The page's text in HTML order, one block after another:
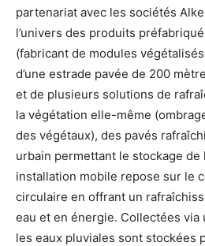
partenariat avec les sociétés
l’univers des produits
(fabricant de modules
d’une estrade pavée de 200
et de plusieurs solutions de
la végétation elle-même
des végétaux), des pavés
urbain permettant le stockage de
installation mobile repose sur le
circulaire en offrant un
eau et en énergie. Collectées via
les eaux pluviales sont stockées